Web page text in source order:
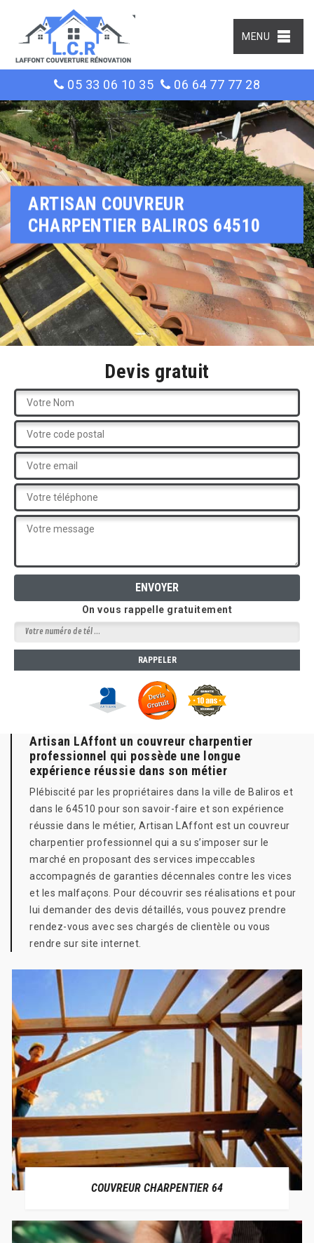
MENU
05 33 06 10 35 06 64 77 77 28
ARTISAN COUVREUR
CHARPENTIER BALIROS 64510
Devis gratuit
On vous rappelle gratuitement
Artisan LAffont un couvreur charpentier
professionnel qui possède une longue
expérience réussie dans son métier
Plébiscité par les propriétaires dans la ville de Baliros et
dans le 64510 pour son savoir-faire et son expérience
réussie dans le métier, Artisan LAffont est un couvreur
charpentier professionnel qui a su s’imposer sur le
marché en proposant des services impeccables
accompagnés de garanties décennales contre les vices
et les malfaçons. Pour découvrir ses réalisations et pour
lui demander des devis détaillés, vous pouvez prendre
rendez-vous avec ses chargés de clientèle ou vous
rendre sur site internet.
COUVREUR CHARPENTIER 64